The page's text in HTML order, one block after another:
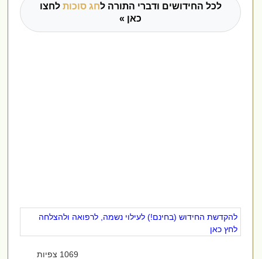
לכל החידושים ודברי התורה לחג סוכותלחצו
כאן »
להקדשת החידוש (בחינם!) לעילוי נשמה, לרפואה ולהצלחה
לחץ כאן
1069 צפיות